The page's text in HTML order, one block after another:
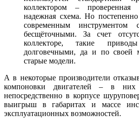
коллектором –
надежная схема. Но
современным инструментом с
бесщёточными. За счет
коллекторе, такие
долговечными, да и по своей
старые модели.
А в некоторые производители
компоновки двигателей – в них
непосредственно в корпусе
выигрыш в габаритах и массе
эксплуатационных возможностей.